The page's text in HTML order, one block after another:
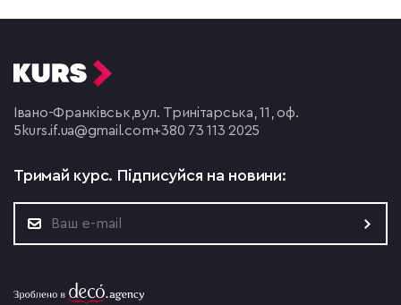
Івано-Франківськ, вул. Тринітарська, 11, оф.
5 kurs.if.ua@gmail.com+380 73 113 2025
Тримай курс. Підписуйся на новини: